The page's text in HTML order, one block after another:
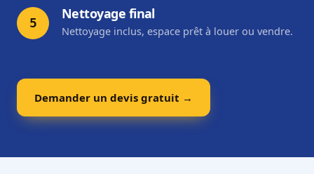
5
Nettoyage final
Nettoyage inclus, espace prêt à louer ou vendre.
Demander un devis gratuit →